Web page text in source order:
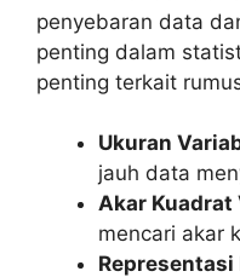
penyebaran data
penting dalam
penting terkait
Ukuran
jauh data
Akar Kuadrat
mencari akar